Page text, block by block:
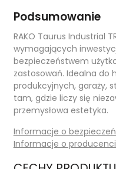
Podsumowanie
RAKO Taurus Industrial
wymagających
bezpieczeństwem
zastosowań. Idealna do
produkcyjnych, garaży,
tam, gdzie liczy się
przemysłowa estetyka.
Informacje o
Informacje o